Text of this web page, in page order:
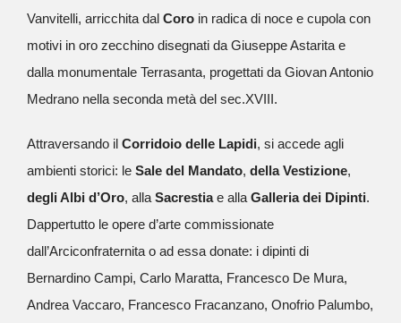
Vanvitelli, arricchita dal Coroin radica di noce e cupola con
motivi in oro zecchino disegnati da Giuseppe Astarita e
dalla monumentale Terrasanta, progettati da Giovan Antonio
Medrano nella seconda metà del sec.XVIII.
Attraversando il Corridoio delle Lapidi, si accede agli
ambienti storici: le Sale del Mandato, della Vestizione,
degli Albi d’Oro, alla Sacrestiae alla Galleria dei Dipinti.
Dappertutto le opere d’arte commissionate
dall’Arciconfraternita o ad essa donate: i dipinti di
Bernardino Campi, Carlo Maratta, Francesco De Mura,
Andrea Vaccaro, Francesco Fracanzano, Onofrio Palumbo,